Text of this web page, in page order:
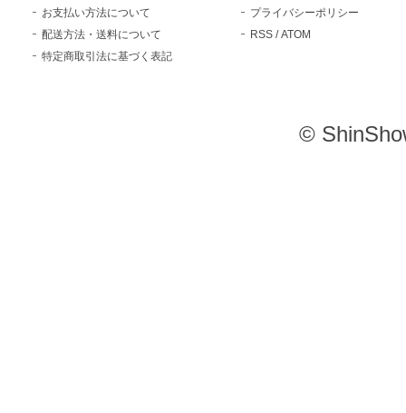
お支払い方法について
配送方法・送料について
特定商取引法に基づく表記
プライバシーポリシー
RSS /ATOM
©